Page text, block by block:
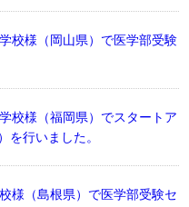
校様（岡山県）で医学部受験
校様（福岡県）でスタートア
を行いました。
様（島根県）で医学部受験セ